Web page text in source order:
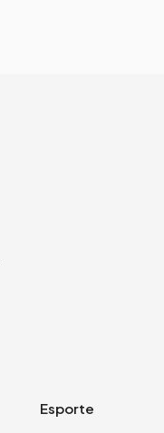
Esporte